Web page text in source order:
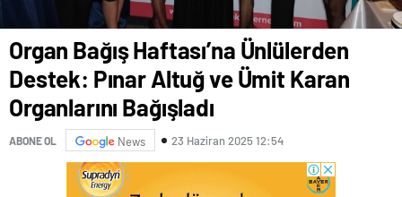
Organ Bağış Haftası’na Ünlülerden
Destek: Pınar Altuğ ve Ümit Karan
Organlarını Bağışladı
ABONE OL News 23 Haziran 2025 12:54